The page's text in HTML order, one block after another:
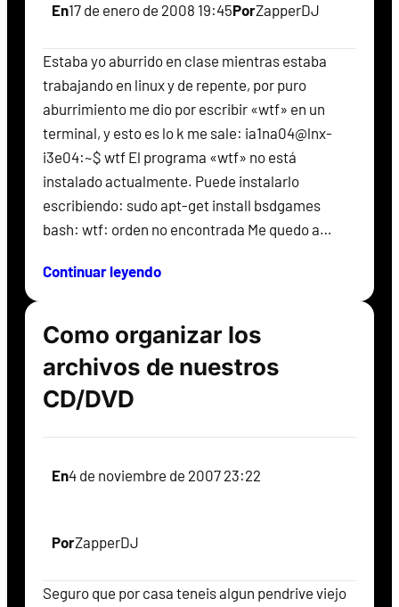
En17 de enero de 2008 19:45PorZapperDJ
Estaba yo aburrido en clase mientras estaba
trabajando en linux y de repente, por puro
aburrimiento me dio por escribir «wtf» en un
terminal, y esto es lo k me sale: ia1na04@lnx-
i3e04:~$ wtf El programa «wtf» no está
instalado actualmente. Puede instalarlo
escribiendo: sudo apt-get install bsdgames
bash: wtf: orden no encontrada Me quedo a…
Continuar leyendo
Como organizar los
archivos de nuestros
CD/DVD
En4 de noviembre de 2007 23:22
PorZapperDJ
Seguro que por casa teneis algun pendrive viejo